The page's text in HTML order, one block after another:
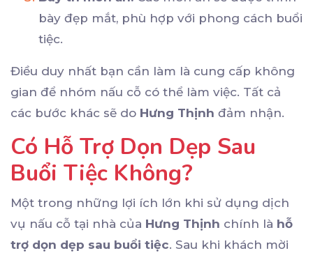
bày đẹp mắt, phù hợp với phong cách buổi
tiệc.
Điều duy nhất bạn cần làm là cung cấp không
gian để nhóm nấu cỗ có thể làm việc. Tất cả
các bước khác sẽ do Hưng Thịnh đảm nhận.
Có Hỗ Trợ Dọn Dẹp Sau
Buổi Tiệc Không?
Một trong những lợi ích lớn khi sử dụng dịch
vụ nấu cỗ tại nhà của Hưng Thịnh chính là hỗ
trợ dọn dẹp sau buổi tiệc. Sau khi khách mời